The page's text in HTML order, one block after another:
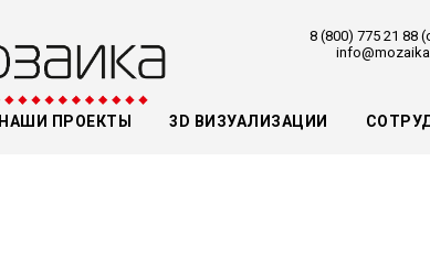
8 (800) 775 21 88
НАШИ ПРОЕКТЫ 3D ВИЗУАЛИЗАЦИИ